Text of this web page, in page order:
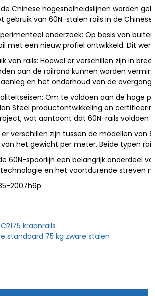
Chinese hogesnelheidslijnen worden
gebruik van 60N-stalen rails in de Chinese
onderzoek: Op basis van
met een nieuw profiel ontwikkeld. Dit
van rails: Hoewel er verschillen zijn in
aan de railrand kunnen worden
en het onderhoud van de
Om te voldoen aan de hoge
Steel productontwikkeling en
wat aantoont dat 60N-rails voldoen
er verschillen zijn tussen de modellen
het gewicht per meter. Beide typen
60N-spoorlijn een belangrijk onderdeel
en het voortdurende streven
kraanrails
standaard 75 kg zware stalen